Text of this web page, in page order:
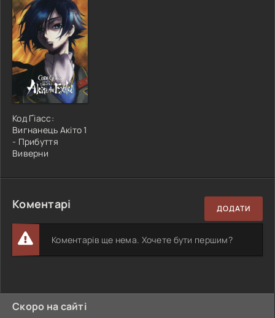
Код Ґіасс:
Вигнанець Акіто 1
- Прибуття
Виверни
Коментарі ДОДАТИ
Коментарів ще нема. Хочете бути першим?
Скоро на сайті